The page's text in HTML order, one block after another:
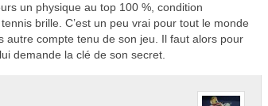
un physique au top 100 %, condition
brille. C’est un peu vrai pour tout le monde
autre compte tenu de son jeu. Il faut alors pour
demande la clé de son secret.